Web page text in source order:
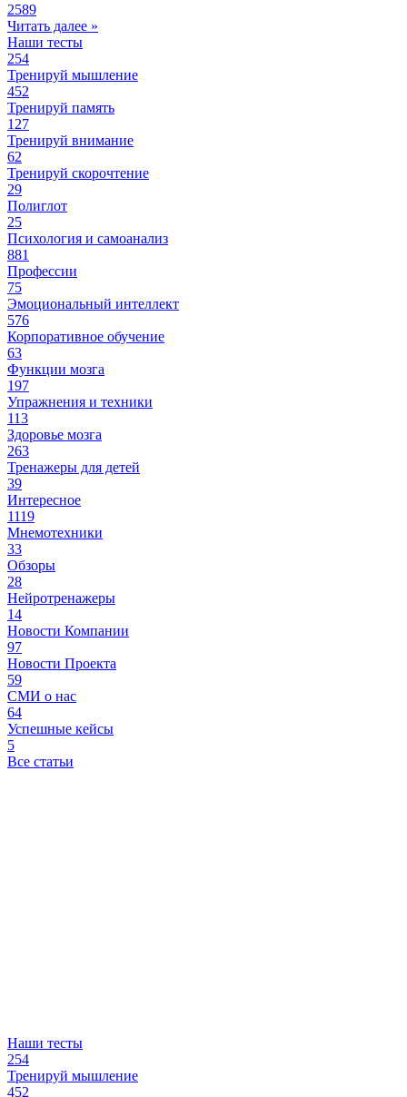
2589
Читать далее »
Наши тесты
254
Тренируй мышление
452
Тренируй память
127
Тренируй внимание
62
Тренируй скорочтение
29
Полиглот
25
Психология и самоанализ
881
Профессии
75
Эмоциональный интеллект
576
Корпоративное обучение
63
Функции мозга
197
Упражнения и техники
113
Здоровье мозга
263
Тренажеры для детей
39
Интересное
1119
Мнемотехники
33
Обзоры
28
Нейротренажеры
14
Новости Компании
97
Новости Проекта
59
СМИ о нас
64
Успешные кейсы
5
Все статьи
Наши тесты
254
Тренируй мышление
452